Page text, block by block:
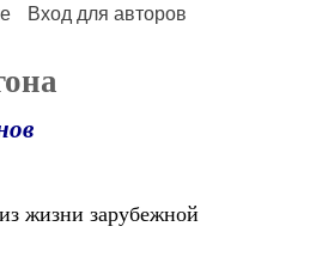
Вход для авторов
зарубежной